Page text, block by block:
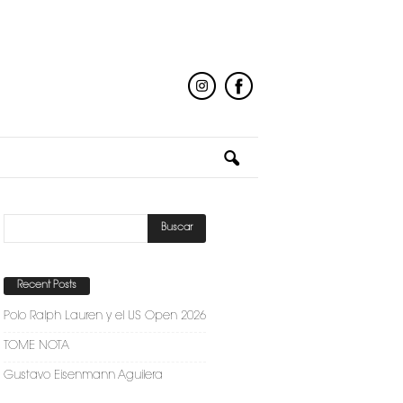
Recent Posts
Polo Ralph Lauren y el US Open 2026
TOME NOTA
Gustavo Eisenmann Aguilera